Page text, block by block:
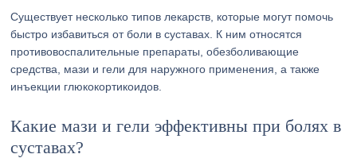
Существует несколько типов лекарств, которые могут помочь
быстро избавиться от боли в суставах. К ним относятся
противовоспалительные препараты, обезболивающие
средства, мази и гели для наружного применения, а также
инъекции глюкокортикоидов.
Какие мази и гели эффективны при болях в
суставах?